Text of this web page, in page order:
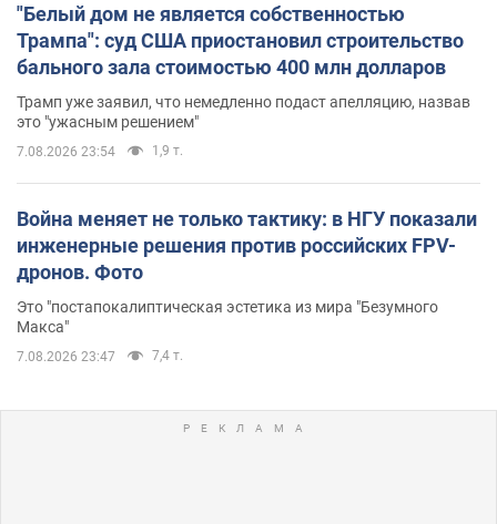
"Белый дом не является собственностью
Трампа": суд США приостановил строительство
бального зала стоимостью 400 млн долларов
Трамп уже заявил, что немедленно подаст апелляцию, назвав
это "ужасным решением"
7.08.2026 23:54 1,9 т.
Война меняет не только тактику: в НГУ показали
инженерные решения против российских FPV-
дронов. Фото
Это "постапокалиптическая эстетика из мира "Безумного
Макса"
7.08.2026 23:47 7,4 т.